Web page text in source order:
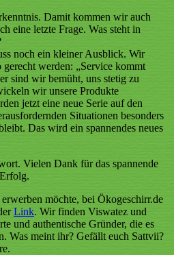
Damit kommen wir auch
eine letzte Frage. Was steht in
noch ein kleiner Ausblick. Wir
werden: „Service kommt
sind wir bemüht, uns stetig zu
wir unsere Produkte
jetzt eine neue Serie auf den
Situationen besonders
Das wird ein spannendes neues
Vielen Dank für das spannende
möchte, bei Ökogeschirr.de
Link. Wir finden Viswatez und
und authentische Gründer, die es
Was meint ihr? Gefällt euch Sattvii?